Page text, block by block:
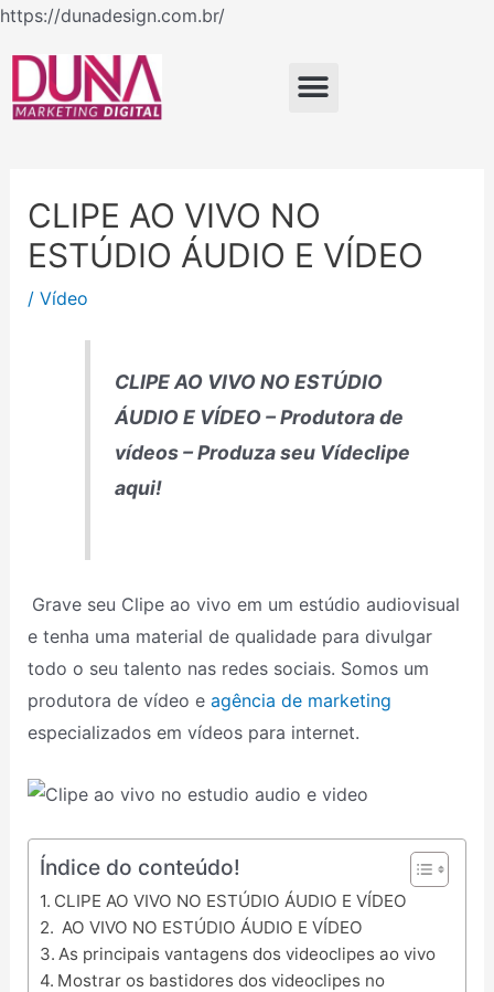
https://dunadesign.com.br/Ir
Menu
CLIPE AO VIVO NO
ESTÚDIO ÁUDIO E VÍDEO
/ Vídeo
CLIPE AO VIVO NO ESTÚDIO
ÁUDIO E VÍDEO – Produtora de
vídeos – Produza seu Vídeclipe
aqui!
Grave seu Clipe ao vivo em um estúdio audiovisual
e tenha uma material de qualidade para divulgar
todo o seu talento nas redes sociais. Somos um
produtora de vídeo e agência de marketing
especializados em vídeos para internet.
Índice do conteúdo!
CLIPE AO VIVO NO ESTÚDIO ÁUDIO E VÍDEO
AO VIVO NO ESTÚDIO ÁUDIO E VÍDEO
As principais vantagens dos videoclipes ao vivo
Mostrar os bastidores dos videoclipes no
de
Post